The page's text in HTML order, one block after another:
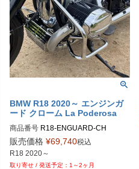
BMW R18 2020～ エンジンガ
ード クローム La Poderosa
商品番号 R18-ENGUARD-CH
販売価格 ¥69,740税込
R18 2020～
1～2ヶ月